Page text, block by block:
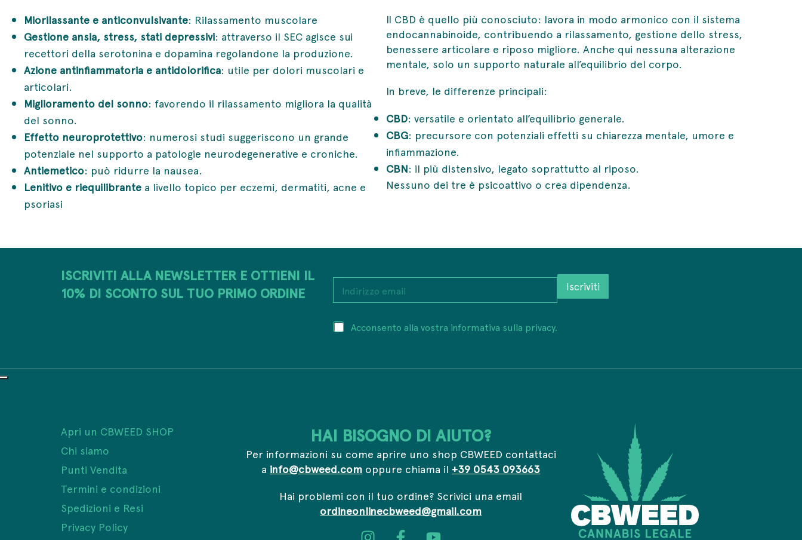
Miorilassante e anticonvulsivante: Rilassamento muscolare
Gestione ansia, stress, stati depressivi: attraverso il SEC agisce sui
recettori della serotonina e dopamina regolandone la produzione.
Azione antinfiammatoria e antidolorifica: utile per dolori muscolari e
articolari.
Miglioramento del sonno: favorendo il rilassamento migliora la qualità
del sonno.
Effetto neuroprotettivo: numerosi studi suggeriscono un grande
potenziale nel supporto a patologie neurodegenerative e croniche.
Antiemetico: può ridurre la nausea.
Lenitivo e riequilibrante a livello topico per eczemi, dermatiti, acne e
psoriasi
Il CBD è quello più conosciuto: lavora in modo armonico con il sistema
endocannabinoide, contribuendo a rilassamento, gestione dello stress,
benessere articolare e riposo migliore. Anche qui nessuna alterazione
mentale, solo un supporto naturale all’equilibrio del corpo.
In breve, le differenze principali:
CBD: versatile e orientato all’equilibrio generale.
CBG: precursore con potenziali effetti su chiarezza mentale, umore e
infiammazione.
CBN: il più distensivo, legato soprattutto al riposo.
Nessuno dei tre è psicoattivo o crea dipendenza.
ISCRIVITI ALLA NEWSLETTER E OTTIENI IL
10% DI SCONTO SUL TUO PRIMO ORDINE
a
c
z
o
I
n
d
r
i
I
d
r
o
l
*
P
a
Acconsento alla vostra informativa sulla privacy.
Iscriviti
Apri un CBWEED SHOP
Chi siamo
Punti Vendita
Termini e condizioni
Spedizioni e Resi
Privacy Policy
HAI BISOGNO DI AIUTO?
Per informazioni su come aprire uno shop CBWEED contattaci
a info@cbweed.com oppure chiama il +39 0543 093663
Hai problemi con il tuo ordine? Scrivici una email
ordineonlinecbweed@gmail.com